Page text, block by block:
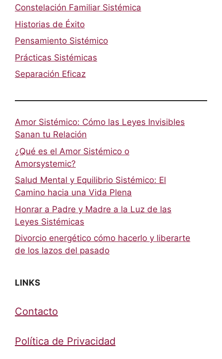
Constelación Familiar Sistémica
Historias de Éxito
Pensamiento Sistémico
Prácticas Sistémicas
Separación Eficaz
Amor Sistémico: Cómo las Leyes Invisibles
Sanan tu Relación
¿Qué es el Amor Sistémico o
Amorsystemic?
Salud Mental y Equilibrio Sistémico: El
Camino hacia una Vida Plena
Honrar a Padre y Madre a la Luz de las
Leyes Sistémicas
Divorcio energético cómo hacerlo y liberarte
de los lazos del pasado
LINKS
Contacto
Política de Privacidad